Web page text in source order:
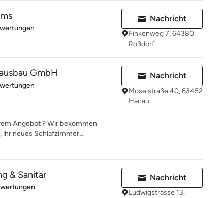
5 von 5 Sternen
Nachricht
Finkenweg 7, 64380
Roßdorf
GmbH
5 von 5 Sternen
Angebot ? Wir bekommen
ihr neues Schlafzimmer...
Nachricht
Moselstraße 40, 63452
Hanau
& Sanitär
5 von 5 Sternen
Nachricht
Ludwigstrasse 13,